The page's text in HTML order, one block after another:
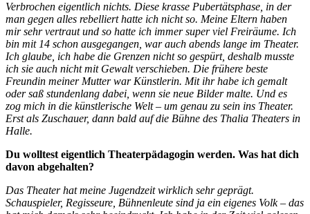
Verbrochen eigentlich nichts. Diese krasse Pubertätsphase, in der
man gegen alles rebelliert hatte ich nicht so. Meine Eltern haben
mir sehr vertraut und so hatte ich immer super viel Freiräume. Ich
bin mit 14 schon ausgegangen, war auch abends lange im Theater.
Ich glaube, ich habe die Grenzen nicht so gespürt, deshalb musste
ich sie auch nicht mit Gewalt verschieben. Die frühere beste
Freundin meiner Mutter war Künstlerin. Mit ihr habe ich gemalt
oder saß stundenlang dabei, wenn sie neue Bilder malte. Und es
zog mich in die künstlerische Welt – um genau zu sein ins Theater.
Erst als Zuschauer, dann bald auf die Bühne des Thalia Theaters in
Halle.
Du wolltest eigentlich Theaterpädagogin werden. Was hat dich
davon abgehalten?
Das Theater hat meine Jugendzeit wirklich sehr geprägt.
Schauspieler, Regisseure, Bühnenleute sind ja ein eigenes Volk – das